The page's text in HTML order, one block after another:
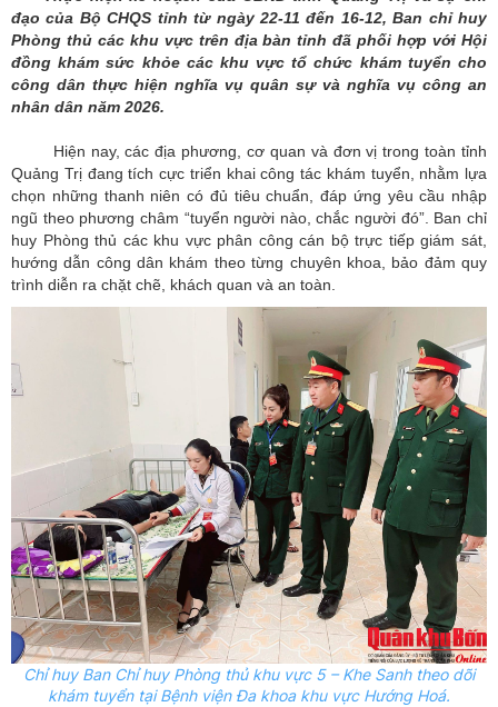
đạo của Bộ CHQS tỉnh từ ngày 22-11 đến 16-12, Ban chỉ huy
Phòng thủ các khu vực trên địa bàn tỉnh đã phối hợp với Hội
đồng khám sức khỏe các khu vực tổ chức khám tuyển cho
công dân thực hiện nghĩa vụ quân sự và nghĩa vụ công an
nhân dân năm 2026.
Hiện nay, các địa phương, cơ quan và đơn vị trong toàn tỉnh
Quảng Trị đang tích cực triển khai công tác khám tuyển, nhằm lựa
chọn những thanh niên có đủ tiêu chuẩn, đáp ứng yêu cầu nhập
ngũ theo phương châm “tuyển người nào, chắc người đó”. Ban chỉ
huy Phòng thủ các khu vực phân công cán bộ trực tiếp giám sát,
hướng dẫn công dân khám theo từng chuyên khoa, bảo đảm quy
trình diễn ra chặt chẽ, khách quan và an toàn.
Chỉ huy Ban Chỉ huy Phòng thủ khu vực 5 – Khe Sanh theo dõi
khám tuyển tại Bệnh viện Đa khoa khu vực Hướng Hoá.